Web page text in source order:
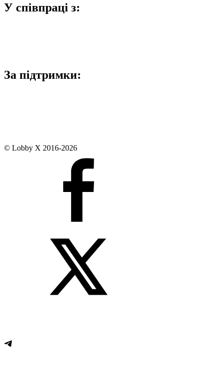
У співпраці з:
За підтримки:
© Lobby X 2016-2026